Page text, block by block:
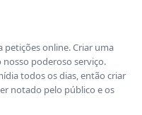
online. Criar uma
poderoso serviço.
todos os dias, então criar
notado pelo público e os